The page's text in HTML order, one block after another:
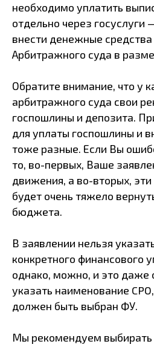
необходимо уплатить
отдельно через госуслуги
внести денежные
Арбитражного суда в
Обратите внимание, что у
арбитражного суда свои
госпошлины и депозита.
для уплаты госпошлины и
тоже разные. Если Вы
то, во-первых, Ваше
движения, а во-вторых,
будет очень тяжело
бюджета.
В заявлении нельзя
конкретного финансового
однако, можно, и это даже
указать наименование
должен быть выбран ФУ.
Мы рекомендуем